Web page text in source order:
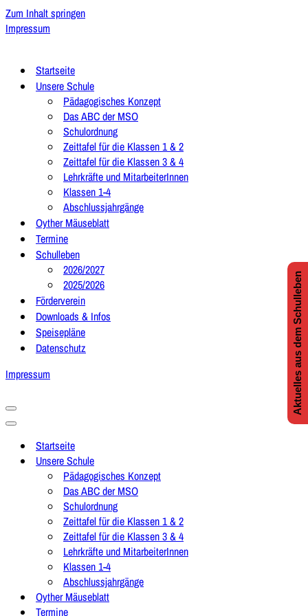
Zum Inhalt springen
Impressum
Startseite
Unsere Schule
Pädagogisches Konzept
Das ABC der MSO
Schulordnung
Zeittafel für die Klassen 1 & 2
Zeittafel für die Klassen 3 & 4
Lehrkräfte und MitarbeiterInnen
Klassen 1-4
Abschlussjahrgänge
Oyther Mäuseblatt
Termine
Schulleben
2026/2027
2025/2026
Förderverein
Downloads & Infos
Speisepläne
Datenschutz
Impressum
Navigationsmenü
Navigationsmenü
Startseite
Unsere Schule
Pädagogisches Konzept
Das ABC der MSO
Schulordnung
Zeittafel für die Klassen 1 & 2
Zeittafel für die Klassen 3 & 4
Lehrkräfte und MitarbeiterInnen
Klassen 1-4
Abschlussjahrgänge
Oyther Mäuseblatt
Termine
Aktuelles aus dem Schulleben